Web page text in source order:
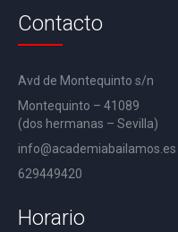
Contacto
Avd de Montequinto s/n
Montequinto – 41089
(dos hermanas – Sevilla)
info@academiabailamos.es
629449420
Horario